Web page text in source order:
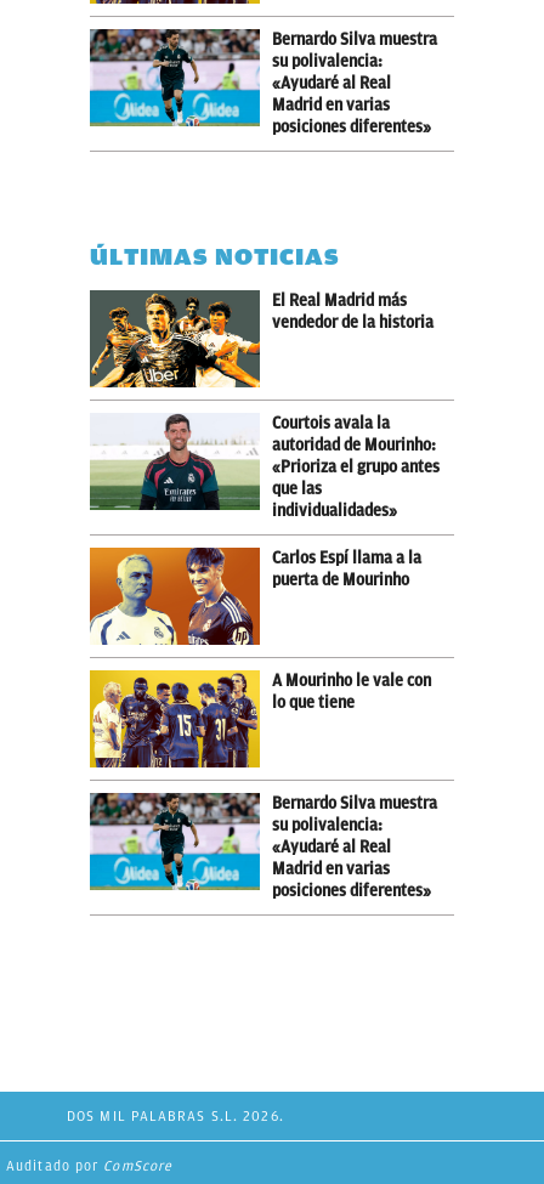
Bernardo Silva muestra
su polivalencia:
«Ayudaré al Real
Madrid en varias
posiciones diferentes»
ÚLTIMAS NOTICIAS
El Real Madrid más
vendedor de la historia
Courtois avala la
autoridad de Mourinho:
«Prioriza el grupo antes
que las
individualidades»
Carlos Espí llama a la
puerta de Mourinho
A Mourinho le vale con
lo que tiene
Bernardo Silva muestra
su polivalencia:
«Ayudaré al Real
Madrid en varias
posiciones diferentes»
DOS MIL PALABRAS S.L. 2026.
Auditado por ComScore